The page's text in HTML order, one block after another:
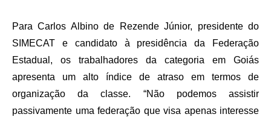
Para Carlos Albino de Rezende Júnior, presidente do
SIMECAT e candidato à presidência da Federação
Estadual, os trabalhadores da categoria em Goiás
apresenta um alto índice de atraso em termos de
organização da classe. “Não podemos assistir
passivamente uma federação que visa apenas interesse